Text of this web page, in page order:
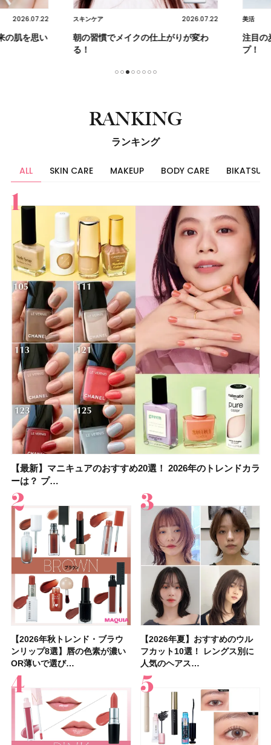
2026.07.22
肌を思い
スキンケア 2026.07.22
朝の習慣でメイクの仕上がりが変わ
る！
美活
注目の
プ！
RANKING
ランキング
ALL SKIN CARE MAKEUP BODY CARE BIKATSU
すべて
【最新】マニキュアのおすすめ20選！ 2026年のトレンドカラ
ーは？ プ…
【2026年秋トレンド・ブラウ
ンリップ8選】唇の色素が濃い
OR薄いで選び…
【2026年夏】おすすめのウル
フカット10選！ レングス別に
人気のヘアス…
スキンケア
大野真理子さんのリピ買い「ブライトニング」14選！ 透明肌
の秘訣を公開
【石井美保さん】おすすめの
「ブライトニング」11選！ ス
キンケアからサプ…
【上田竜也さんのマイベストコ
スメ５選】大人になって開眼し
たからこそ愛が深…
メイク
【最新】マニキュアのおすすめ20選！ 2026年のトレンドカラ
ーは？ プ…
【2026年秋トレンド・ブラウ
ンリップ8選】唇の色素が濃い
OR薄いで選び…
【2026年新作】大人の「ピン
クリップ」おすすめ8選！ 唇の
色別にプロが…
ボディケア
【2026夏】「香水・フレグランス」ランキングTOP5！＜美
容マニア・マ…
【2026年】ボディ用日焼け止
めUVのおすすめ20選！ この夏
注目の人気…
【クリスマスコフレ2026】
HACCIのホリデーギフトが豪華
すぎると話題…
美活
【板野友美さんの美活】「実はうねりやすいクセ毛なんで
す」美しいロングヘア…
【簡単・夏バテ防止レシピ12
選】食欲がない日にもおすす
め！ さっぱりご飯…
【美容系・伊能忠敬界隈】上西
星来さんは5年間1日1万歩を継
続！ 歩くとき…
ヘア
【2026年夏】40代におすすめの髪型30選！ 若く見える・手
入れが楽な…
【2026年夏】おすすめのウル
フカット10選！ レングス別に
人気のヘアス…
【2026年夏】おすすめの髪型
36選！ショート・ボブ・ミディ
アム・ロング…
ライフスタイル
【フォロー＆いいねで当たる】中国割烹旅館 掬水亭の宿泊券
を1組2名様にプ…
【鈴木えみさんの愛用品30選】
コスメ・スキンケア・ヘアケア
etc.お気に…
【橋本環奈さんの美容Q&A】
顔用コスメで全身ケア！「お尻
や脚も喜んでくれ…
ビューティーズ
【セザンヌ】「ブライトカラーシーラー」新色グリーンが8/7
に発売｜既存色…
【セザンヌ】8/7新色追加！
「ウォータリーティントリップ
」10モモピュ…
【スック2026新作】秋コレク
ションを全品スウォッチ&イエ
ベブルベ分け！